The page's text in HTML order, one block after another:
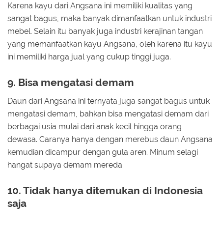
Karena kayu dari Angsana ini memiliki kualitas yang
sangat bagus, maka banyak dimanfaatkan untuk industri
mebel. Selain itu banyak juga industri kerajinan tangan
yang memanfaatkan kayu Angsana, oleh karena itu kayu
ini memiliki harga jual yang cukup tinggi juga.
9. Bisa mengatasi demam
Daun dari Angsana ini ternyata juga sangat bagus untuk
mengatasi demam, bahkan bisa mengatasi demam dari
berbagai usia mulai dari anak kecil hingga orang
dewasa. Caranya hanya dengan merebus daun Angsana
kemudian dicampur dengan gula aren. Minum selagi
hangat supaya demam mereda.
10. Tidak hanya ditemukan di Indonesia
saja